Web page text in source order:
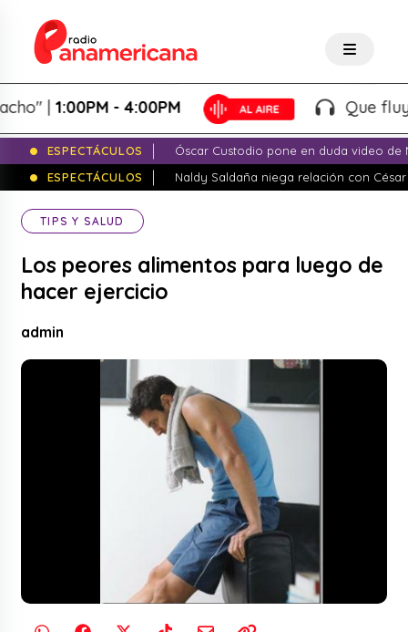
|1:00PM - 4:00PM Que fluya la
ESPECTÁCULOS
Óscar Custodio pone en duda video de
ESPECTÁCULOS
Naldy Saldaña niega relación con
TIPS Y SALUD
Los peores alimentos para luego de
hacer ejercicio
admin